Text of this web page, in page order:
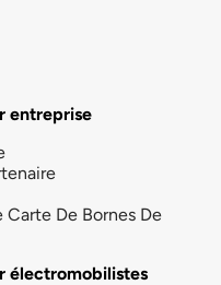
entreprise
Carte De Bornes De
électromobilistes